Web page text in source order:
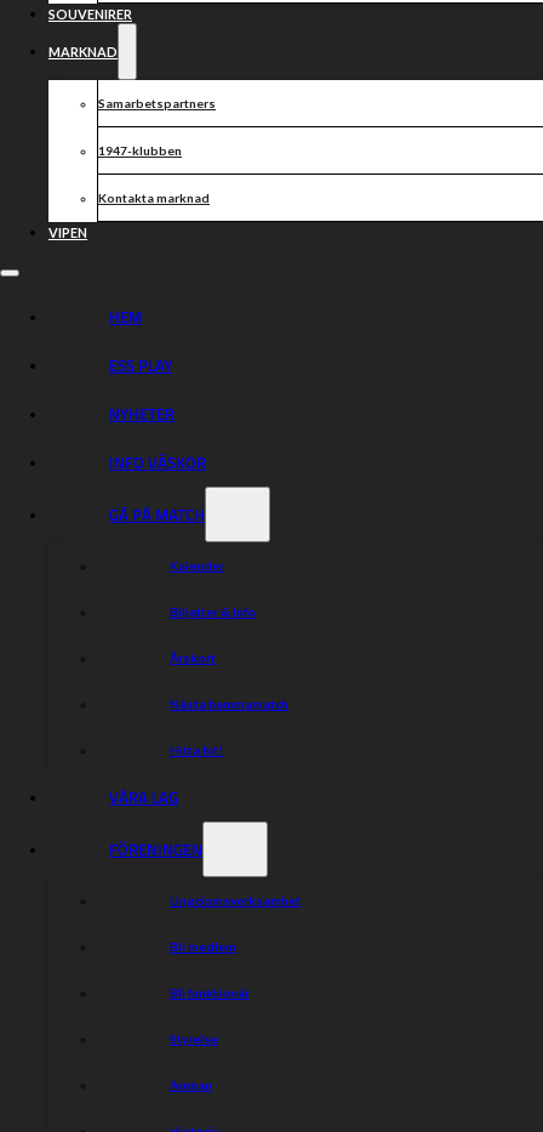
SOUVENIRER
MARKNAD
Samarbetspartners
1947-klubben
Kontakta marknad
VIPEN
HEM
ESS PLAY
NYHETER
INFO VÄSKOR
GÅ PÅ MATCH
Kalender
Biljetter & Info
Årskort
Nästa hemmamatch
Hitta hit!
VÅRA LAG
FÖRENINGEN
Ungdomsverksamhet
Bli medlem
Bli funktionär
Styrelse
Arenan